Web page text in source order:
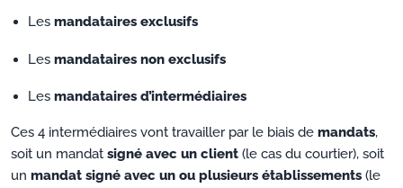
Lesmandataires exclusifs
Lesmandataires non exclusifs
Lesmandataires d’intermédiaires
Ces 4 intermédiaires vont travailler par le biais de mandats,
soit un mandat signé avec un client (le cas du courtier), soit
un mandat signé avec un ou plusieurs établissements (le